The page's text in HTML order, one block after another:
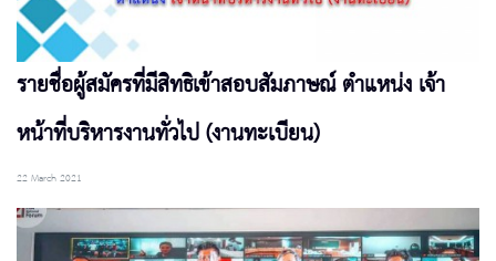
รายชื่อผู้สมัครที่มีสิทธิเข้าสอบสัมภาษณ์ ตำแหน่ง เจ้า
หน้าที่บริหารงานทั่วไป (งานทะเบียน)
22 March 2021